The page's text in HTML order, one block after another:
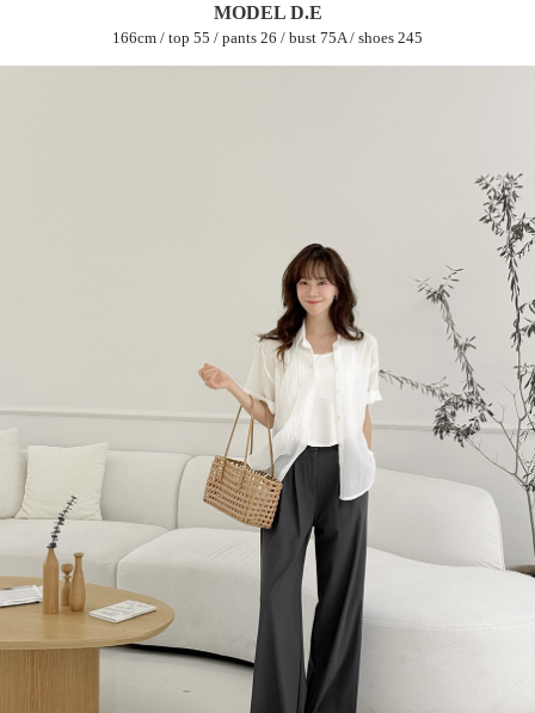
MODEL D.E
166cm / top 55 / pants 26 / bust 75A / shoes 245